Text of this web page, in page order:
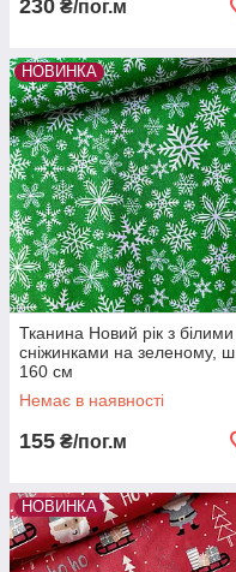
230 ₴/пог.м
НОВИНКА
Тканина Новий рік з білими
сніжинками на зеленому, ш.
160 см
Немає в наявності
155 ₴/пог.м
НОВИНКА